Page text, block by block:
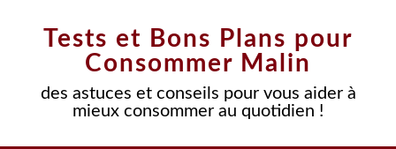
Tests et Bons Plans pour
Consommer Malin
des astuces et conseils pour vous aider à
mieux consommer au quotidien !